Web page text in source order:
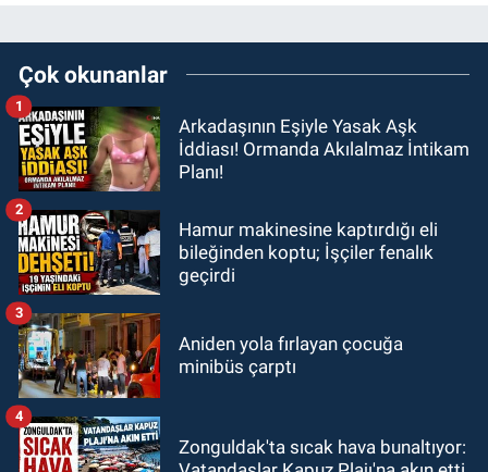
Çok okunanlar
Arkadaşının Eşiyle Yasak Aşk
İddiası! Ormanda Akılalmaz İntikam
Planı!
1
Hamur makinesine kaptırdığı eli
bileğinden koptu; İşçiler fenalık
geçirdi
2
Aniden yola fırlayan çocuğa
minibüs çarptı
3
Zonguldak'ta sıcak hava bunaltıyor:
4